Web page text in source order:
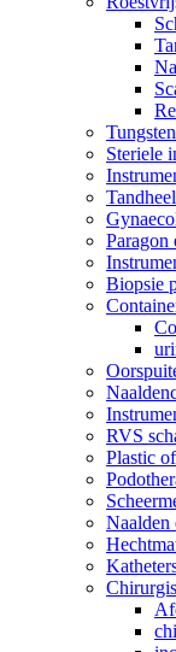
Steriele
Paragon
Biopsie
RVS
Plastic
Naalden